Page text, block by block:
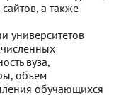
а также
университетов
вуза,
объем
обучающихся